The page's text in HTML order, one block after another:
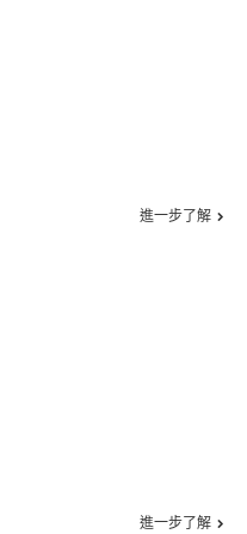
進一步了解
進一步了解